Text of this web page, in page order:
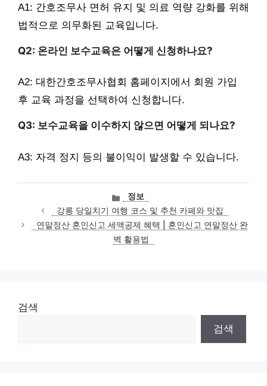
A1: 간호조무사 면허 유지 및 의료 역량 강화를 위해
법적으로 의무화된 교육입니다.
Q2: 온라인 보수교육은 어떻게 신청하나요?
A2: 대한간호조무사협회 홈페이지에서 회원 가입
후 교육 과정을 선택하여 신청합니다.
Q3: 보수교육을 이수하지 않으면 어떻게 되나요?
A3: 자격 정지 등의 불이익이 발생할 수 있습니다.
카
테
고
리
정보
강릉 당일치기 여행 코스 및 추천 카페와 맛집
연말정산 혼인신고 세액공제 혜택 | 혼인신고 연말정산 완
벽 활용법
검색
검색